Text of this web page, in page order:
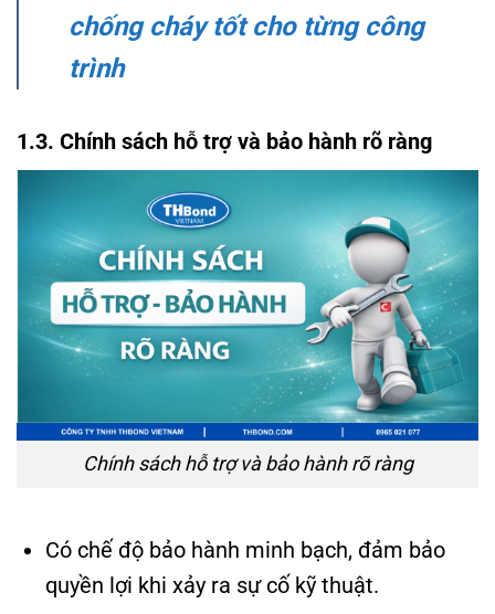
chống cháy tốt cho từng công
trình
1.3. Chính sách hỗ trợ và bảo hành rõ ràng
Chính sách hỗ trợ và bảo hành rõ ràng
Có chế độ bảo hành minh bạch, đảm bảo
quyền lợi khi xảy ra sự cố kỹ thuật.